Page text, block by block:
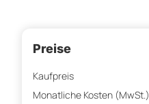
Preise
Kaufpreis
Monatliche Kosten (MwSt.)